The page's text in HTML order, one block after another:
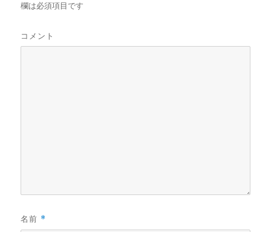
欄は必須項目です
コメント
名前 *